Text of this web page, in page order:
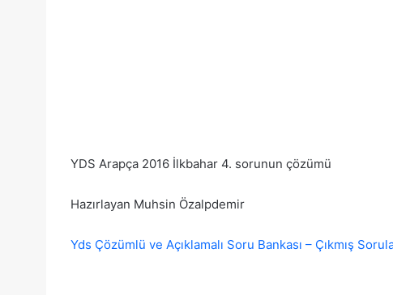
YDS Arapça 2016 İlkbahar 4. sorunun çözümü
Hazırlayan Muhsin Özalpdemir
Yds Çözümlü ve Açıklamalı Soru Bankası – Çıkmış